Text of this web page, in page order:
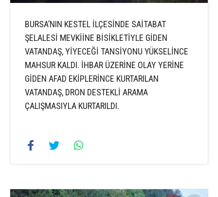
BURSA’NIN KESTEL İLÇESİNDE SAİTABAT
ŞELALESİ MEVKİİNE BİSİKLETİYLE GİDEN
VATANDAŞ, YİYECEĞİ TANSİYONU YÜKSELİNCE
MAHSUR KALDI. İHBAR ÜZERİNE OLAY YERİNE
GİDEN AFAD EKİPLERİNCE KURTARILAN
VATANDAŞ, DRON DESTEKLİ ARAMA
ÇALIŞMASIYLA KURTARILDI.